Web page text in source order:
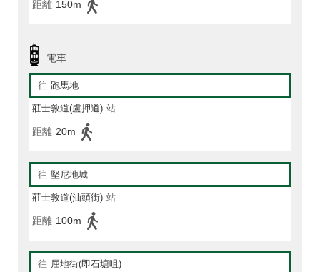
距離 150m
電車
往 跑馬地
莊士敦道(盧押道) 站
距離 20m
往 堅尼地城
莊士敦道(汕頭街) 站
距離 100m
往 屈地街(即石塘咀)